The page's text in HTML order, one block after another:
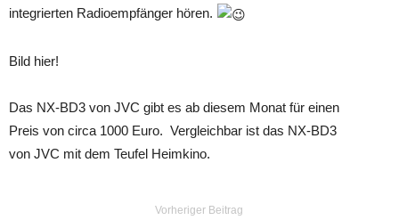
integrierten Radioempfänger hören.
Bild hier!
Das NX-BD3 von JVC gibt es ab diesem Monat für einen
Preis von circa 1000 Euro. Vergleichbar ist das NX-BD3
von JVC mit dem Teufel Heimkino.
Vorheriger Beitrag